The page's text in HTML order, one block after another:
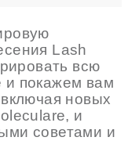
Lash
всю
и покажем вам
новых
и
советами и